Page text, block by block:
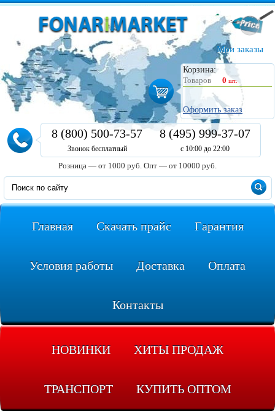
Мои заказы
Корзина:
Товаров
0 шт.
Оформить заказ
8 (800) 500-73-57
Звонок бесплатный
8 (495) 999-37-07
с 10:00 до 22:00
Розница — от 1000 руб. Опт — от 10000 руб.
Главная Скачать прайс Гарантия
Условия работы Доставка Оплата
Контакты
НОВИНКИ ХИТЫ ПРОДАЖ
ТРАНСПОРТ КУПИТЬ ОПТОМ